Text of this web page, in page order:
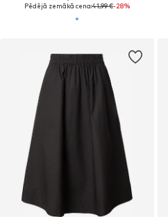
Pēdējā zemākā cena:41,99 €-28%